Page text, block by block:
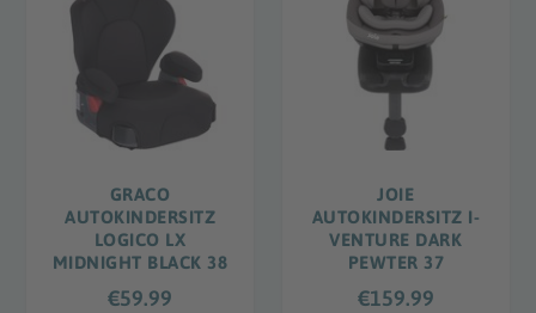
GRACO
AUTOKINDERSITZ
LOGICO LX
MIDNIGHT BLACK 38
€59.99
JOIE
AUTOKINDERSITZ I-
VENTURE DARK
PEWTER 37
€159.99